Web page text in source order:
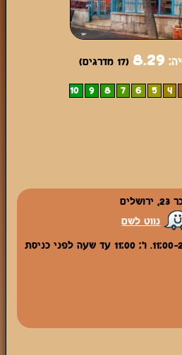
8.29
(17 מדרגים)
4
5
6
7
8
9
10
נווט לשם
א'-ה': 11:00-23:00. ו': 11:00 עד שעה לפני כניסת